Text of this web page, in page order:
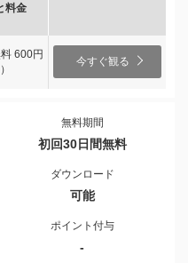
料金
600円
今すぐ観る
無料期間
初回30日間無料
ダウンロード
可能
ポイント付与
-